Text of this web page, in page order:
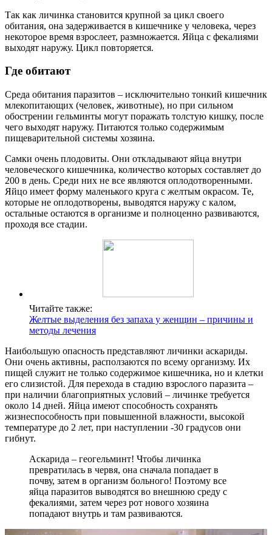
Так как личинка становится крупной за цикл своего
обитания, она задерживается в кишечнике у человека, через
некоторое время взрослеет, размножается. Яйца с фекалиями
выходят наружу. Цикл повторяется.
Где обитают
Среда обитания паразитов – исключительно тонкий кишечник
млекопитающих (человек, животные), но при сильном
обострении гельминты могут поражать толстую кишку, после
чего выходят наружу. Питаются только содержимым
пищеварительной системы хозяина.
Самки очень плодовиты. Они откладывают яйца внутри
человеческого кишечника, количество которых составляет до
200 в день. Среди них не все являются оплодотворенными.
Яйцо имеет форму маленького круга с желтым окрасом. Те,
которые не оплодотворены, выводятся наружу с калом,
остальные остаются в организме и полноценно развиваются,
проходя все стадии.
Читайте также:
Желтые выделения без запаха у женщин – причины и
методы лечения
Наибольшую опасность представляют личинки аскариды.
Они очень активны, расползаются по всему организму. Их
пищей служит не только содержимое кишечника, но и клетки
его слизистой. Для перехода в стадию взрослого паразита –
при наличии благоприятных условий – личинке требуется
около 14 дней. Яйца имеют способность сохранять
жизнеспособность при повышенной влажности, высокой
температуре до 2 лет, при наступлении -30 градусов они
гибнут.
Аскарида – геогельминт! Чтобы личинка
превратилась в червя, она сначала попадает в
почву, затем в организм больного! Поэтому все
яйца паразитов выводятся во внешнюю среду с
фекалиями, затем через рот нового хозяина
попадают внутрь и там развиваются.